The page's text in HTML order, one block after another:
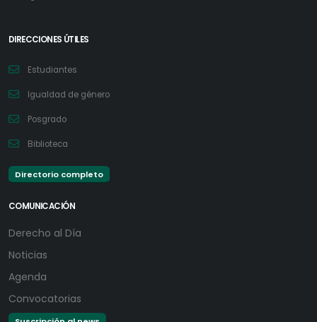
DIRECCIONES ÚTILES
Estudiantes
Igualdad de género
Posgrado
Biblioteca
Directorio completo
COMUNICACIÓN
Derecho al Día
Noticias
Agenda
Convocatorias